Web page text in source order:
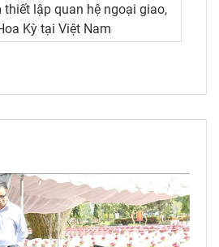
thiết lập quan hệ ngoại giao,
Kỳ tại Việt Nam